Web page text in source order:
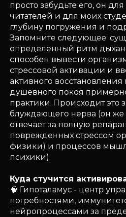
просто забудьте его, он
читателей и для моих
глубину погружения и
Запомните следующее:
определенный ритм
способен вывести
стрессовой активации и
активного
душевного покоя
практики. Происходит это
блуждающего нерва (он же
отвечает за полную
поврежденных стрессом
физики) и процессов
психики).
Куда стучится
🧠 Гипоталамус - центр
потребностями,
нейропроцессами за